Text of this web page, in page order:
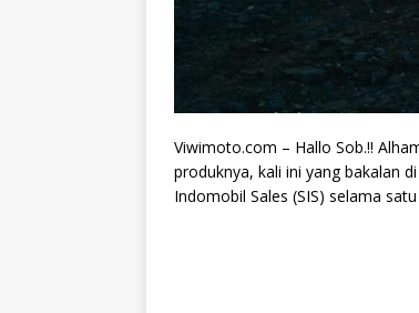
Viwimoto.com – Hallo Sob.!!
produknya, kali ini yang bakalan
Indomobil Sales (SIS) selama